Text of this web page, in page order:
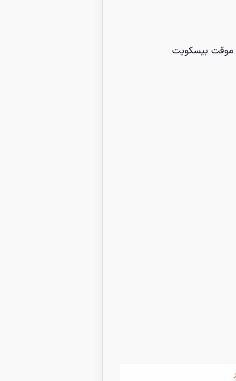
موقت بیسکویت